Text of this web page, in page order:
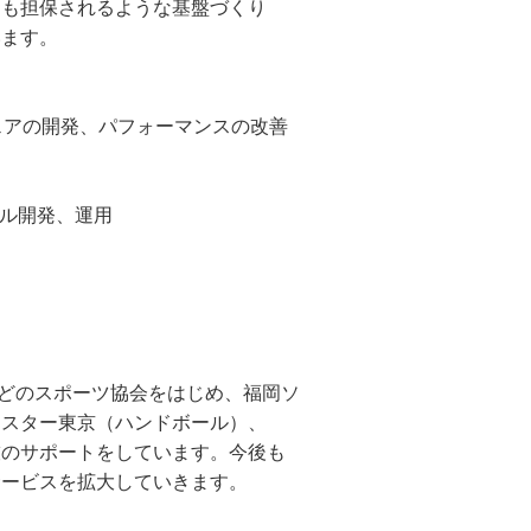
担保されるような基盤づくり
す。
の開発、パフォーマンスの改善
開発、運用
のスポーツ協会をはじめ、福岡ソ
ター東京（ハンドボール）、
サポートをしています。今後も
ビスを拡大していきます。